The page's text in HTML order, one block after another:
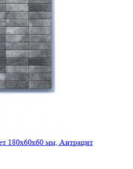
180х60х60 мм, Антрацит